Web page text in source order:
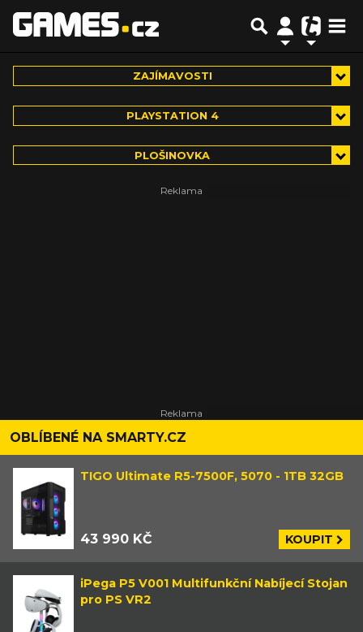
ZAJÍMAVOSTI
PLAYSTATION 4
PLOŠINOVKA
OBLÍBENÉ NA SMARTY.CZ
TIGO Ultimate R5-7500F, 5070 - 1TB 32GB
43 990 KČ KOUPIT
iPega P5 V001 Multifunkční Nabíjecí Stojan
pro PS VR2